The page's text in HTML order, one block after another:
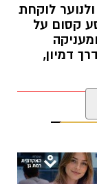
לוקחת
קסום על
דמיון,